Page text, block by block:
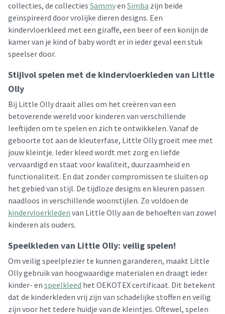
collecties, de collecties Sammyen Simba zijn beide
geïnspireerd door vrolijke dieren designs. Een
kindervloerkleed met een giraffe, een beer of een konijn de
kamer van je kind of baby wordt er in ieder geval een stuk
speelser door.
Stijlvol spelen met de kindervloerkleden van Little
Olly
Bij Little Olly draait alles om het creëren van een
betoverende wereld voor kinderen van verschillende
leeftijden om te spelen en zich te ontwikkelen. Vanaf de
geboorte tot aan de kleuterfase, Little Olly groeit mee met
jouw kleintje. Ieder kleed wordt met zorg en liefde
vervaardigd en staat voor kwaliteit, duurzaamheid en
functionaliteit. En dat zonder compromissen te sluiten op
het gebied van stijl. De tijdloze designs en kleuren passen
naadloos in verschillende woonstijlen. Zo voldoen de
kindervloerkleden van Little Olly aan de behoeften van zowel
kinderen als ouders.
Speelkleden van Little Olly: veilig spelen!
Om veilig speelplezier te kunnen garanderen, maakt Little
Olly gebruik van hoogwaardige materialen en draagt ieder
kinder- en speelkleed het OEKOTEX certificaat. Dit betekent
dat de kinderkleden vrij zijn van schadelijke stoffen en veilig
zijn voor het tedere huidje van de kleintjes. Oftewel, spelen